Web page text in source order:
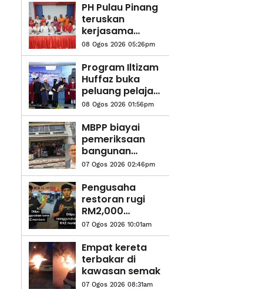
PH Pulau Pinang
teruskan
kerjasama
dengan BN,
UMNO
08 Ogos 2026 05:26pm
Program Iltizam
Huffaz buka
peluang pelajar
tahfiz ceburi
bidang
profesional
08 Ogos 2026 01:56pm
MBPP biayai
pemeriksaan
bangunan
warisan, elak
insiden
runtuhan
berulang
07 Ogos 2026 02:46pm
Pengusaha
restoran rugi
RM2,000
diperdaya
tempahan palsu
guna nama RXZ
Members
07 Ogos 2026 10:01am
Empat kereta
terbakar di
kawasan semak
07 Ogos 2026 08:31am